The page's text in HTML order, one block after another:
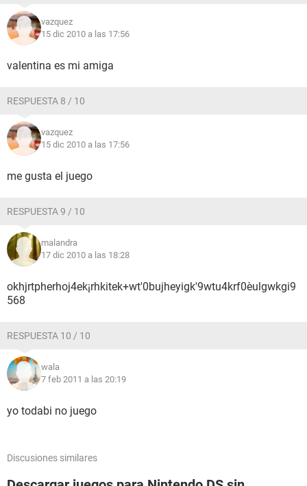
vazquez
15 dic 2010 a las 17:56
valentina es mi amiga
RESPUESTA 8 / 10
vazquez
15 dic 2010 a las 17:56
me gusta el juego
RESPUESTA 9 / 10
malandra
17 dic 2010 a las 18:28
okhjrtpherhoj4ek¡rhkitek+wt'0bujheyigk'9wtu4krf0èulgwkgi9
568
RESPUESTA 10 / 10
wala
7 feb 2011 a las 20:19
yo todabi no juego
Discusiones similares